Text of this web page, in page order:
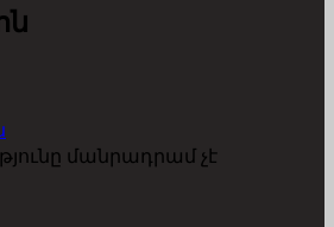
մանրադրամ չէ